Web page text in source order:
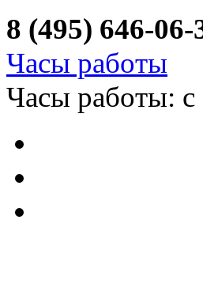
8 (495) 646-06-
Часы работы
Часы работы: